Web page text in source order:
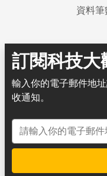
資料筆
訂閱科技大
輸入你的電子郵件地
收通知。
電子郵件地址